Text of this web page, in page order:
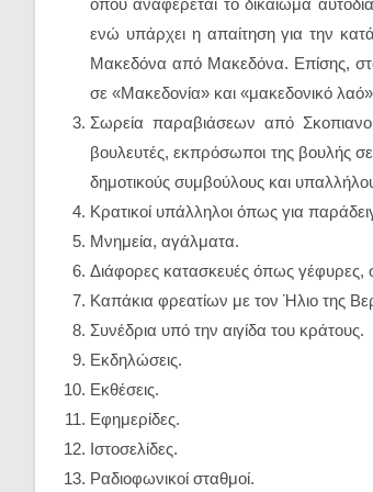
όπου αναφέρεται το δικαίωμα
ενώ υπάρχει η απαίτηση για την
Μακεδόνα από Μακεδόνα. Επίσης,
σε «Μακεδονία» και «μακεδονικό
Σωρεία παραβιάσεων από
βουλευτές, εκπρόσωποι της βουλής
δημοτικούς συμβούλους και
Κρατικοί υπάλληλοι όπως για
Μνημεία, αγάλματα.
Διάφορες κατασκευές όπως γέφυρες,
Καπάκια φρεατίων με τον Ήλιο της
Συνέδρια υπό την αιγίδα του κράτους.
Εκδηλώσεις.
Εκθέσεις.
Εφημερίδες.
Ιστοσελίδες.
Ραδιοφωνικοί σταθμοί.